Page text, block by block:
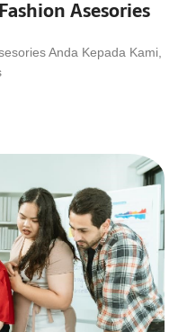
Asesories
Anda Kepada Kami,